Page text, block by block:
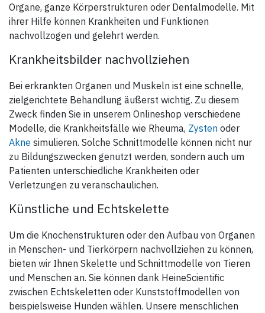
Organe, ganze Körperstrukturen oder Dentalmodelle. Mit
ihrer Hilfe können Krankheiten und Funktionen
nachvollzogen und gelehrt werden.
Krankheitsbilder nachvollziehen
Bei erkrankten Organen und Muskeln ist eine schnelle,
zielgerichtete Behandlung äußerst wichtig. Zu diesem
Zweck finden Sie in unserem Onlineshop verschiedene
Modelle, die Krankheitsfälle wie Rheuma, Zysten oder
Akne simulieren. Solche Schnittmodelle können nicht nur
zu Bildungszwecken genutzt werden, sondern auch um
Patienten unterschiedliche Krankheiten oder
Verletzungen zu veranschaulichen.
Künstliche und Echtskelette
Um die Knochenstrukturen oder den Aufbau von Organen
in Menschen- und Tierkörpern nachvollziehen zu können,
bieten wir Ihnen Skelette und Schnittmodelle von Tieren
und Menschen an. Sie können dank HeineScientific
zwischen Echtskeletten oder Kunststoffmodellen von
beispielsweise Hunden wählen. Unsere menschlichen